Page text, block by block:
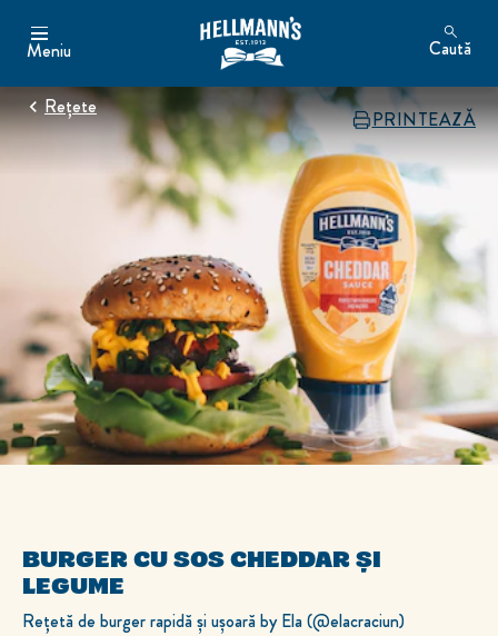
Meniu Caută
Rețete
BURGER CU SOS CHEDDAR ȘI
LEGUME
Rețetă de burger rapidă și ușoară by Ela (@elacraciun)
PRINTEAZĂ